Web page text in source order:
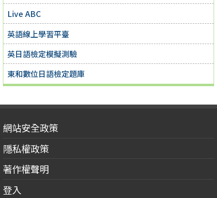
Live ABC
英語線上學習平臺
英日語檢定模擬測驗
東和數位日語檢定題庫
網站安全政策
隱私權政策
著作權聲明
登入